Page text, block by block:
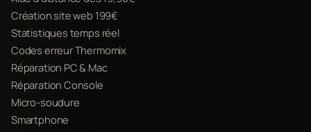
Création site web 199€
Statistiques temps réel
Codes erreur Thermomix
Réparation PC & Mac
Réparation Console
Micro-soudure
Smartphone